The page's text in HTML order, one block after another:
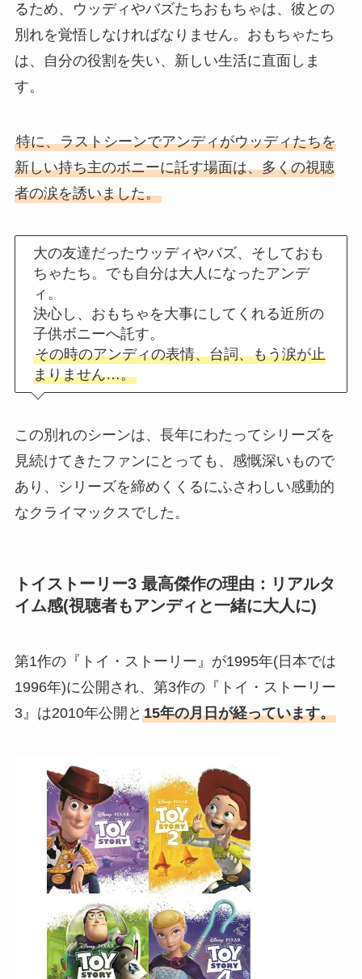
るため、ウッディやバズたちおもちゃは、彼との
別れを覚悟しなければなりません。おもちゃたち
は、自分の役割を失い、新しい生活に直面しま
す。
特に、ラストシーンでアンディがウッディたちを
新しい持ち主のボニーに託す場面は、多くの視聴
者の涙を誘いました。
大の友達だったウッディやバズ、そしておも
ちゃたち。でも自分は大人になったアンデ
ィ。
決心し、おもちゃを大事にしてくれる近所の
子供ボニーへ託す。
その時のアンディの表情、台詞、もう涙が止
まりません…。
この別れのシーンは、長年にわたってシリーズを
見続けてきたファンにとっても、感慨深いもので
あり、シリーズを締めくくるにふさわしい感動的
なクライマックスでした。
トイストーリー3 最高傑作の理由：リアルタ
イム感(視聴者もアンディと一緒に大人に)
第1作の『トイ・ストーリー』が1995年(日本では
1996年)に公開され、第3作の『トイ・ストーリー
3』は2010年公開と 15年の月日が経っています。